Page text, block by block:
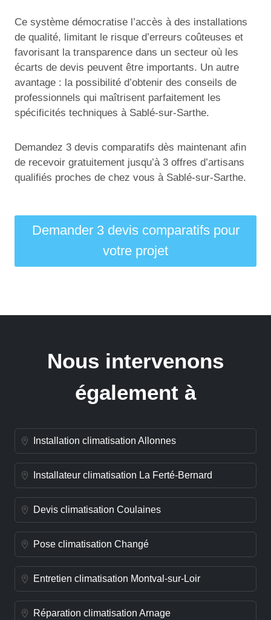
Ce système démocratise l’accès à des installations
de qualité, limitant le risque d’erreurs coûteuses et
favorisant la transparence dans un secteur où les
écarts de devis peuvent être importants. Un autre
avantage : la possibilité d’obtenir des conseils de
professionnels qui maîtrisent parfaitement les
spécificités techniques à Sablé-sur-Sarthe.
Demandez 3 devis comparatifs dès maintenant afin
de recevoir gratuitement jusqu’à 3 offres d’artisans
qualifiés proches de chez vous à Sablé-sur-Sarthe.
Demander 3 devis comparatifs pour
votre projet
Nous intervenons
également à
Installation climatisation Allonnes
Installateur climatisation La Ferté-Bernard
Devis climatisation Coulaines
Pose climatisation Changé
Entretien climatisation Montval-sur-Loir
Réparation climatisation Arnage